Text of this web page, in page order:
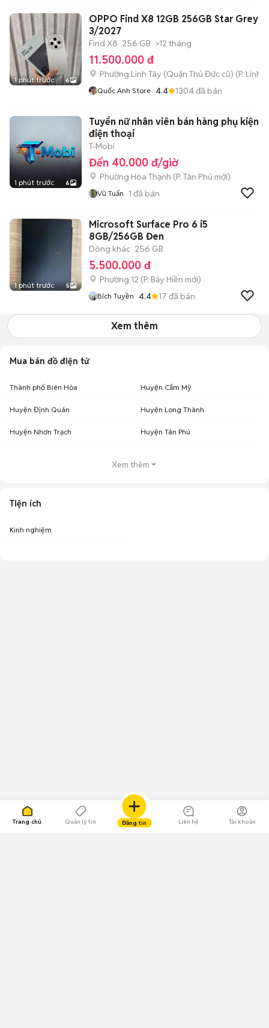
Trang chủ Quản lý tin Đăng tin Liên hệ Tài khoản
1 phút trước 6
OPPO Find X8 12GB 256GB Star Grey
3/2027
Find X8 256 GB >12 tháng
11.500.000 đ
Phường Linh Tây (Quận Thủ Đức cũ) (P. Linh
Quốc Anh Store 4.4 1304đã bán
1 phút trước 6
Tuyển nữ nhân viên bán hàng phụ kiện
điện thoại
T-Mobi
Đến 40.000 đ/giờ
Phường Hòa Thạnh (P. Tân Phú mới)
Vũ Tuấn 1 đã bán
1 phút trước 5
Microsoft Surface Pro 6 i5
8GB/256GB Đen
Dòng khác 256 GB
5.500.000 đ
Phường 12 (P. Bảy Hiền mới)
Bích Tuyền 4.4 17 đã bán
Xem thêm
Mua bán đồ điện tử
Thành phố Biên Hòa Huyện Cẩm Mỹ
Huyện Định Quán Huyện Long Thành
Huyện Nhơn Trạch Huyện Tân Phú
Xem thêm
Tiện ích
Kinh nghiệm